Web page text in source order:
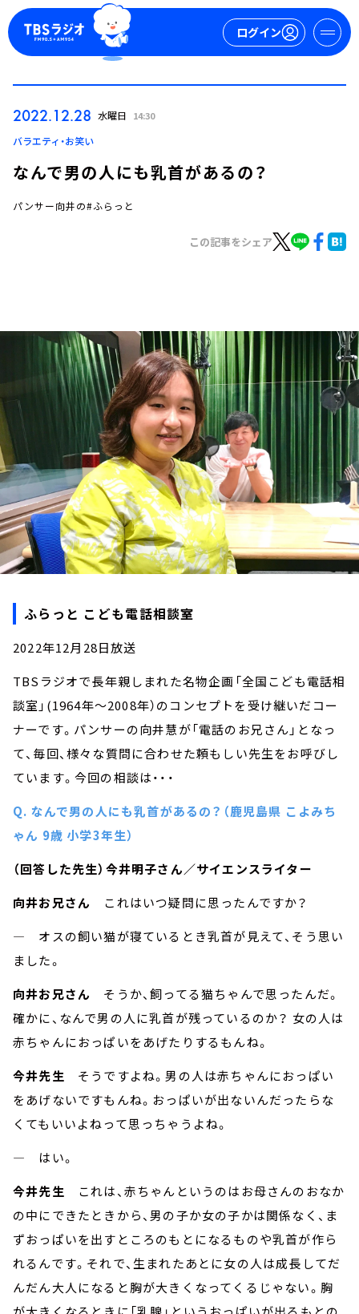
ログイン
ログイン
トピックス
TBS Podcast
お知らせ
イベント・グッズ
YouTube
会社情報
2022.12.28 水曜日 14:30
バラエティ・お笑い
なんで男の人にも乳首があるの？
パンサー向井の#ふらっと
この記事をシェア
ふらっと こども電話相談室
2022年12月28日放送
TBSラジオで長年親しまれた名物企画「全国こども電話相
談室」(1964年～2008年）のコンセプトを受け継いだコー
ナーです。パンサーの向井慧が「電話のお兄さん」となっ
て、毎回、様々な質問に合わせた頼もしい先生をお呼びし
ています。今回の相談は・・・
Q. なんで男の人にも乳首があるの？（鹿児島県 こよみち
ゃん 9歳 小学3年生）
（回答した先生）今井明子さん／サイエンスライター
向井お兄さん
これはいつ疑問に思ったんですか？
― オスの飼い猫が寝ているとき乳首が見えて、そう思い
ました。
向井お兄さん
そうか、飼ってる猫ちゃんで思ったんだ。
確かに、なんで男の人に乳首が残っているのか？ 女の人は
赤ちゃんにおっぱいをあげたりするもんね。
今井先生 そうですよね。男の人は赤ちゃんにおっぱい
をあげないですもんね。おっぱいが出ないんだったらな
くてもいいよねって思っちゃうよね。
― はい。
今井先生 これは、赤ちゃんというのはお母さんのおなか
の中にできたときから、男の子か女の子かは関係なく、ま
ずおっぱいを出すところのもとになるものや乳首が作ら
れるんです。それで、生まれたあとに女の人は成長してだ
んだん大人になると胸が大きくなってくるじゃない。胸